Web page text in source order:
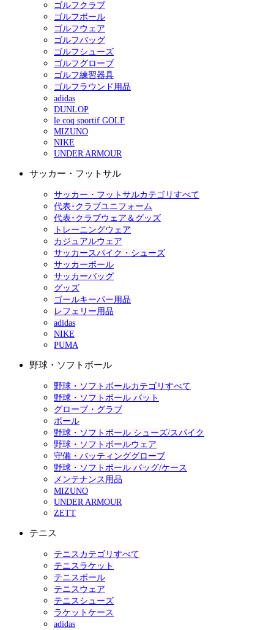
ゴルフクラブ
ゴルフボール
ゴルフウェア
ゴルフバッグ
ゴルフシューズ
ゴルフグローブ
ゴルフ練習器具
ゴルフラウンド用品
adidas
DUNLOP
le coq sportif GOLF
MIZUNO
NIKE
UNDER ARMOUR
サッカー・フットサル
サッカー・フットサルカテゴリすべて
代表･クラブユニフォーム
代表･クラブウェア＆グッズ
トレーニングウェア
カジュアルウェア
サッカースパイク・シューズ
サッカーボール
サッカーバッグ
グッズ
ゴールキーパー用品
レフェリー用品
adidas
NIKE
PUMA
野球・ソフトボール
野球・ソフトボールカテゴリすべて
野球・ソフトボール バット
グローブ・グラブ
ボール
野球・ソフトボール シューズ/スパイク
野球・ソフトボールウェア
守備・バッティンググローブ
野球・ソフトボール バッグ/ケース
メンテナンス用品
MIZUNO
UNDER ARMOUR
ZETT
テニス
テニスカテゴリすべて
テニスラケット
テニスボール
テニスウェア
テニスシューズ
ラケットケース
adidas